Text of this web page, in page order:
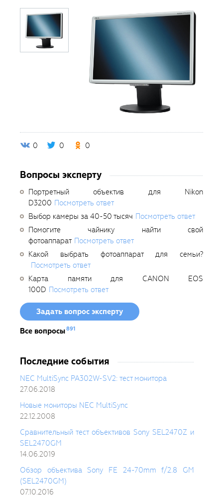
0 0 0
Вопросы эксперту
Портретный объектив для Nikon
D3200 Посмотреть ответ
Выбор камеры за 40-50 тысяч Посмотреть ответ
Помогите чайнику найти свой
фотоаппарат Посмотреть ответ
Какой выбрать фотоаппарат для семьи?
Посмотреть ответ
Карта памяти для CANON EOS
100D Посмотреть ответ
Задать вопрос эксперту
Все вопросы891
Последние события
NEC MultiSync PA302W-SV2: тест монитора
27.06.2018
Новые мониторы NEC MultiSync
22.12.2008
Сравнительный тест объективов Sony SEL2470Z и
SEL2470GM
14.06.2019
Обзор объектива Sony FE 24-70mm f/2.8 GM
(SEL2470GM)
07.10.2016